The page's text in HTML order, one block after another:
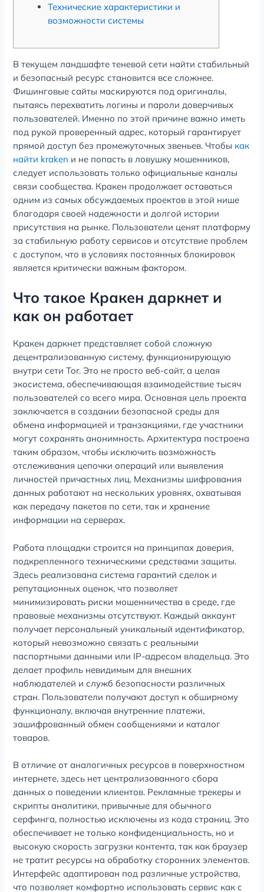
Технические характеристики и
возможности системы
В текущем ландшафте теневой сети найти стабильный
и безопасный ресурс становится все сложнее.
Фишинговые сайты маскируются под оригиналы,
пытаясь перехватить логины и пароли доверчивых
пользователей. Именно по этой причине важно иметь
под рукой проверенный адрес, который гарантирует
прямой доступ без промежуточных звеньев. Чтобы как
найти kraken и не попасть в ловушку мошенников,
следует использовать только официальные каналы
связи сообщества. Кракен продолжает оставаться
одним из самых обсуждаемых проектов в этой нише
благодаря своей надежности и долгой истории
присутствия на рынке. Пользователи ценят платформу
за стабильную работу сервисов и отсутствие проблем
с доступом, что в условиях постоянных блокировок
является критически важным фактором.
Что такое Кракен даркнет и
как он работает
Кракен даркнет представляет собой сложную
децентрализованную систему, функционирующую
внутри сети Tor. Это не просто веб-сайт, а целая
экосистема, обеспечивающая взаимодействие тысяч
пользователей со всего мира. Основная цель проекта
заключается в создании безопасной среды для
обмена информацией и транзакциями, где участники
могут сохранять анонимность. Архитектура построена
таким образом, чтобы исключить возможность
отслеживания цепочки операций или выявления
личностей причастных лиц. Механизмы шифрования
данных работают на нескольких уровнях, охватывая
как передачу пакетов по сети, так и хранение
информации на серверах.
Работа площадки строится на принципах доверия,
подкрепленного техническими средствами защиты.
Здесь реализована система гарантий сделок и
репутационных оценок, что позволяет
минимизировать риски мошенничества в среде, где
правовые механизмы отсутствуют. Каждый аккаунт
получает персональный уникальный идентификатор,
который невозможно связать с реальными
паспортными данными или IP-адресом владельца. Это
делает профиль невидимым для внешних
наблюдателей и служб безопасности различных
стран. Пользователи получают доступ к обширному
функционалу, включая внутренние платежи,
зашифрованный обмен сообщениями и каталог
товаров.
В отличие от аналогичных ресурсов в поверхностном
интернете, здесь нет централизованного сбора
данных о поведении клиентов. Рекламные трекеры и
скрипты аналитики, привычные для обычного
серфинга, полностью исключены из кода страниц. Это
обеспечивает не только конфиденциальность, но и
высокую скорость загрузки контента, так как браузер
не тратит ресурсы на обработку сторонних элементов.
Интерфейс адаптирован под различные устройства,
что позволяет комфортно использовать сервис как с